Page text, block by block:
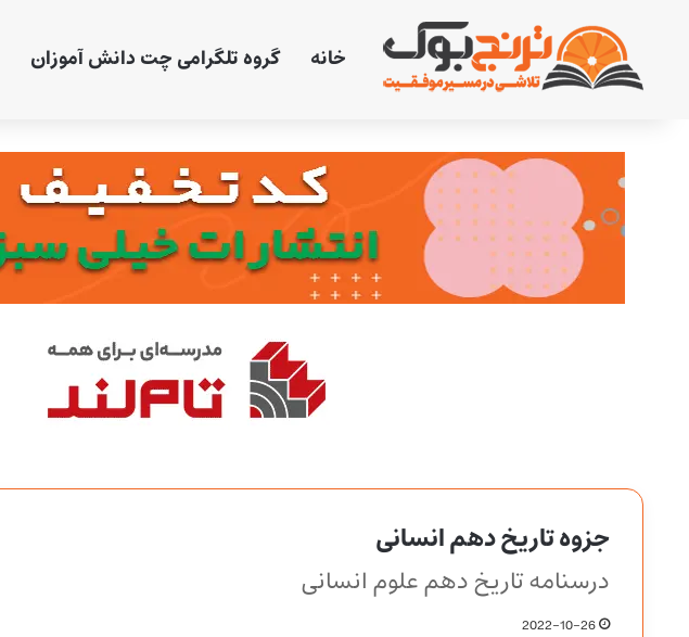
خانه گروه تلگرامی چت دانش آموزان
جزوه تاریخ دهم انسانی
درسنامه تاریخ دهم علوم انسانی
2022-10-26